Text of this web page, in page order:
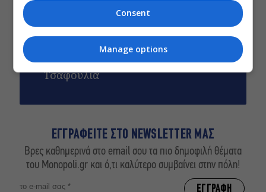
Δικός σου, Φραντς: Η παράσταση του
Αλέξανδρου Διαμαντή ξανά στην
«Ριφιφί»: Σε Α’ τηλεοπτική προβολή
η σειρά φαινόμενο του Σωτήρη
Τσαφούλια
ΕΓΓΡΑΦΕΙΤΕ ΣΤΟ NEWSLETTER ΜΑΣ
Βρες καθημερινά στο email σου τα πιο δημοφιλή θέματα
του Monopoli.gr και ό,τι καλύτερο συμβαίνει στην πόλη!
Consent
Manage options